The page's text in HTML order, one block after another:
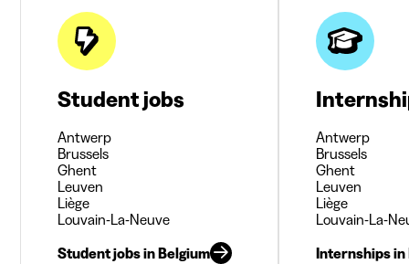
Student jobs
Antwerp
Brussels
Ghent
Leuven
Liège
Louvain-La-Neuve
Student jobs in Belgium
Antwerp
Brussels
Ghent
Leuven
Liège
Louvain-La-
Internships in